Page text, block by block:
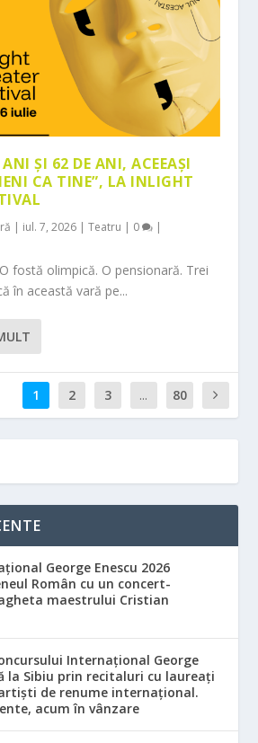
ȘI 62 DE ANI, ACEEAȘI
CA TINE”, LA INLIGHT
| iul. 7, 2026 |Teatru | 0 |
fostă olimpică. O pensionară. Trei
în această vară pe...
1 2 3 ... 80
George Enescu 2026
Român cu un concert-
maestrului Cristian
Internațional George
la Sibiu prin recitaluri cu laureați
de renume internațional.
acum în vânzare